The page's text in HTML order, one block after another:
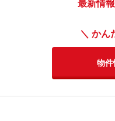
最新情報
＼ かん
物件